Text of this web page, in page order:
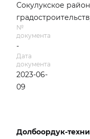
Сокулукское
№
документа
-
Дата
документа
2023-06-
09
Долбоордук-